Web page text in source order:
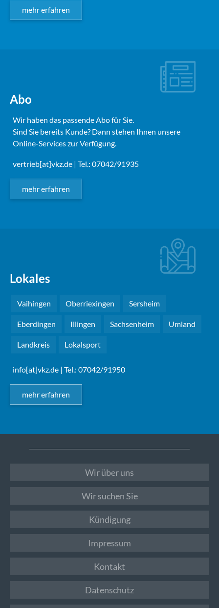
mehr erfahren
Abo
Wir haben das passende Abo für Sie.
Sind Sie bereits Kunde? Dann stehen Ihnen unsere
Online-Services zur Verfügung.
vertrieb[at]vkz.de | Tel.: 07042/91935
mehr erfahren
Lokales
Vaihingen Oberriexingen Sersheim
Eberdingen Illingen Sachsenheim Umland
Landkreis Lokalsport
info[at]vkz.de | Tel.: 07042/91950
mehr erfahren
Wir über uns
Wir suchen Sie
Kündigung
Impressum
Kontakt
Datenschutz